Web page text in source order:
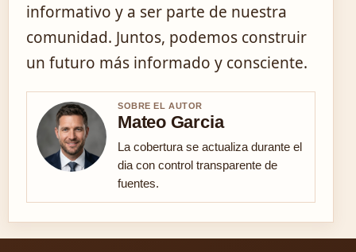
informativo y a ser parte de nuestra
comunidad. Juntos, podemos construir
un futuro más informado y consciente.
SOBRE EL AUTOR
Mateo Garcia
La cobertura se actualiza durante el
dia con control transparente de
fuentes.